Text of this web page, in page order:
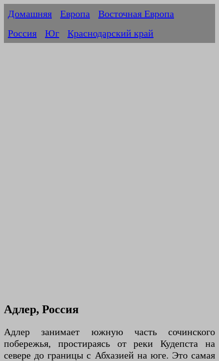
Домашняя Европа
Восточная Европа
Россия
Юг Краснодарский край
Адлер, Россия
Адлер занимает южную часть сочинского
побережья, простираясь от реки Кудепста на
севере до границы с Абхазией на юге. Это самая